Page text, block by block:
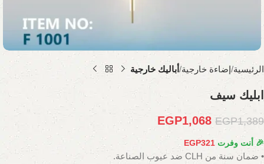
الرئيسية إضاءة خارجية أباليك خارجية
ابليك سيف
EGP1,389
EGP1,068
🎉 أنت وفرت EGP321
• ضمان سنة من CLH ضد عيوب الصناعة.